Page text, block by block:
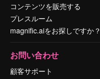
コンテンツを販売する
プレスルーム
magnific.aiをお探しですか？
お問い合わせ
顧客サポート